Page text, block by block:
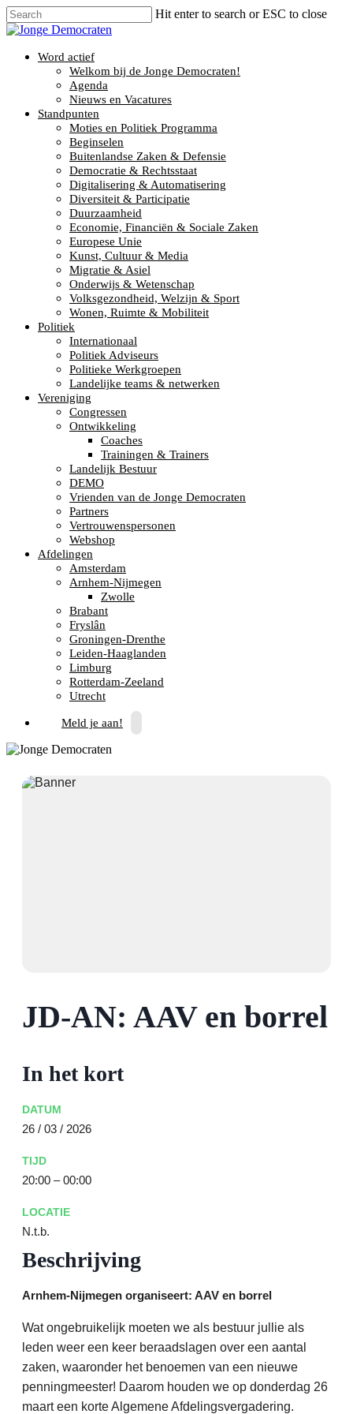
Hit enter to search or ESC to close
Word actief
Welkom bij de Jonge Democraten!
Agenda
Nieuws en Vacatures
Standpunten
Moties en Politiek Programma
Beginselen
Buitenlandse Zaken & Defensie
Democratie & Rechtsstaat
Digitalisering & Automatisering
Diversiteit & Participatie
Duurzaamheid
Economie, Financiën & Sociale Zaken
Europese Unie
Kunst, Cultuur & Media
Migratie & Asiel
Onderwijs & Wetenschap
Volksgezondheid, Welzijn & Sport
Wonen, Ruimte & Mobiliteit
Politiek
Internationaal
Politiek Adviseurs
Politieke Werkgroepen
Landelijke teams & netwerken
Vereniging
Congressen
Ontwikkeling
Coaches
Trainingen & Trainers
Landelijk Bestuur
DEMO
Vrienden van de Jonge Democraten
Partners
Vertrouwenspersonen
Webshop
Afdelingen
Amsterdam
Arnhem-Nijmegen
Zwolle
Brabant
Fryslân
Groningen-Drenthe
Leiden-Haaglanden
Limburg
Rotterdam-Zeeland
Utrecht
Meld je aan!
JD-AN: AAV en borrel
In het kort
DATUM
26 / 03 / 2026
TIJD
20:00 – 00:00
LOCATIE
N.t.b.
Beschrijving
Arnhem-Nijmegen organiseert: AAV en borrel
Wat ongebruikelijk moeten we als bestuur jullie als
leden weer een keer beraadslagen over een aantal
zaken, waaronder het benoemen van een nieuwe
penningmeester! Daarom houden we op donderdag 26
maart een korte Algemene Afdelingsvergadering.